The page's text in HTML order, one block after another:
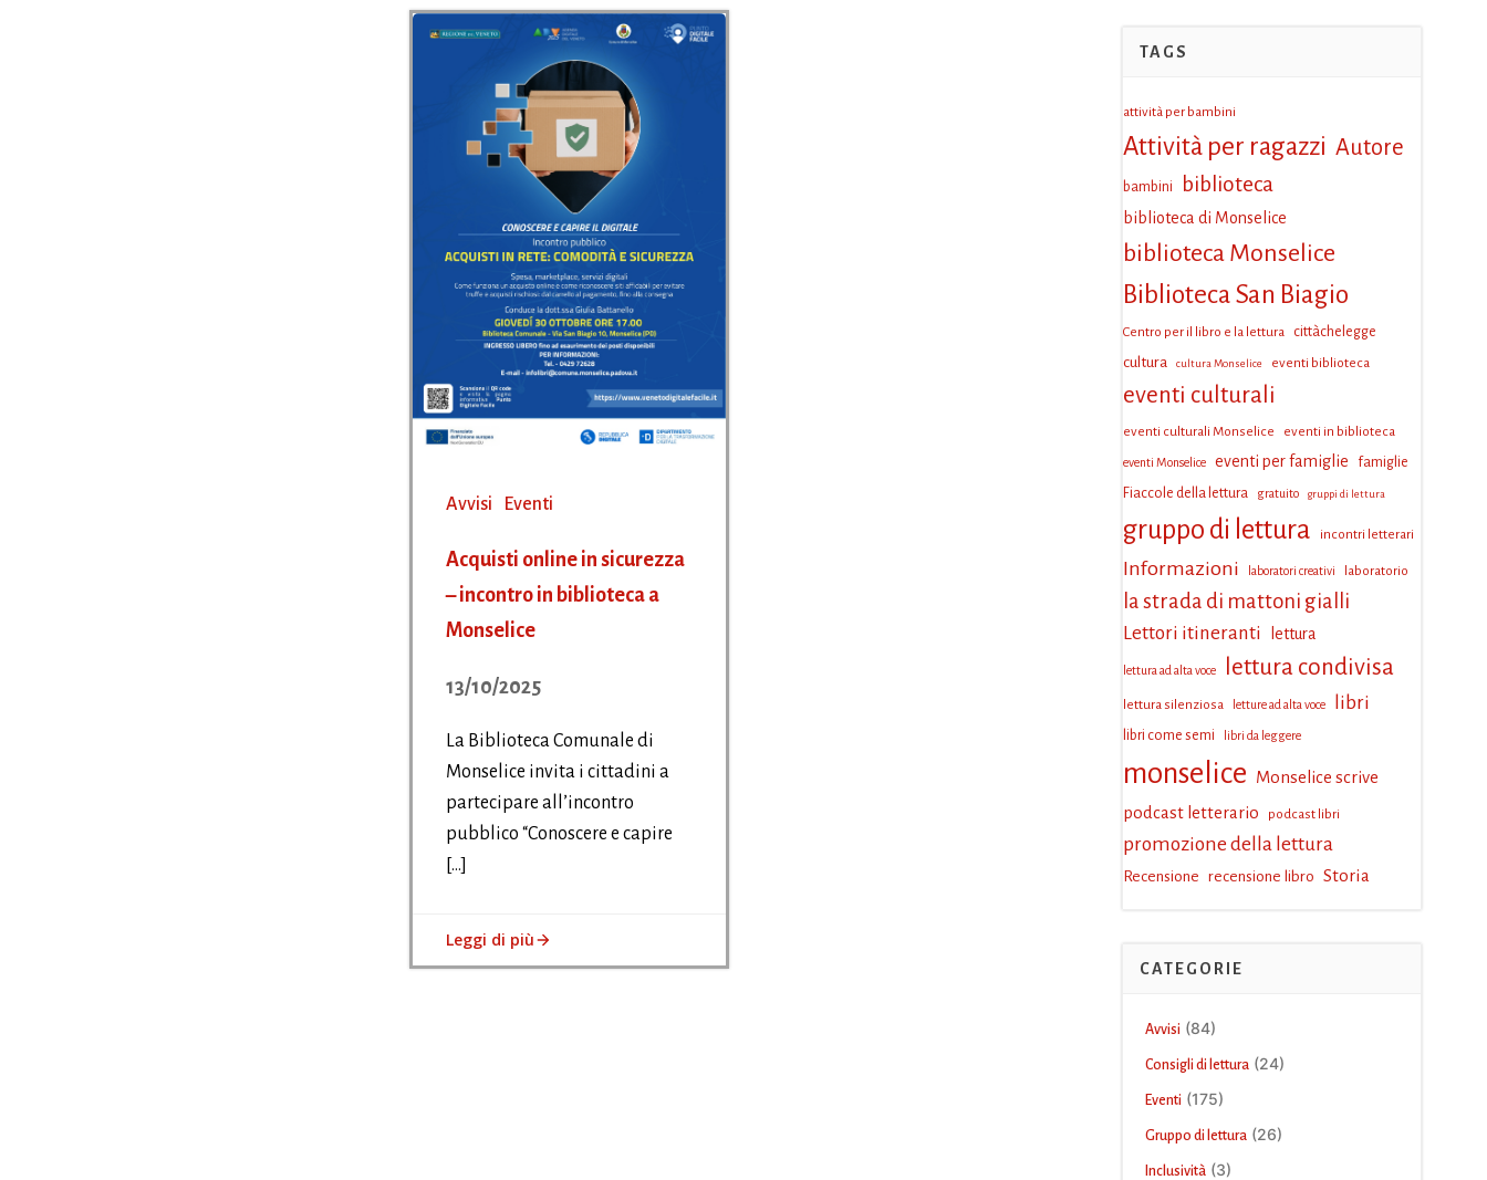
Avvisi Eventi
Acquisti online in sicurezza
– incontro in biblioteca a
Monselice
13/10/2025
La Biblioteca Comunale di
Monselice invita i cittadini a
partecipare all’incontro
pubblico “Conoscere e capire
[…]
Leggi di più
TAGS
attività per bambini
Attività per ragazzi Autore
bambini biblioteca
biblioteca di Monselice
biblioteca Monselice
Biblioteca San Biagio
Centro per il libro e la lettura cittàchelegge
cultura cultura Monselice eventi biblioteca
eventi culturali
eventi culturali Monselice eventi in biblioteca
eventi Monselice eventi per famiglie
famiglie
Fiaccole della lettura
gratuito gruppi di lettura
gruppo di lettura incontri letterari
Informazioni laboratori creativi laboratorio
la strada di mattoni gialli
Lettori itineranti lettura
lettura ad alta voce lettura condivisa
lettura silenziosa letture ad alta voce libri
libri come semi libri da leggere
monselice Monselice scrive
podcast letterario
podcast libri
promozione della lettura
Recensione recensione libro Storia
CATEGORIE
Avvisi (84)
Consigli di lettura(24)
Eventi (175)
Gruppo di lettura(26)
Inclusività(3)